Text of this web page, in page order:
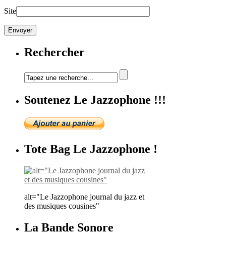
Site
Rechercher
Soutenez Le Jazzophone !!!
Tote Bag Le Jazzophone !
alt="Le Jazzophone journal du jazz et
des musiques cousines"
La Bande Sonore